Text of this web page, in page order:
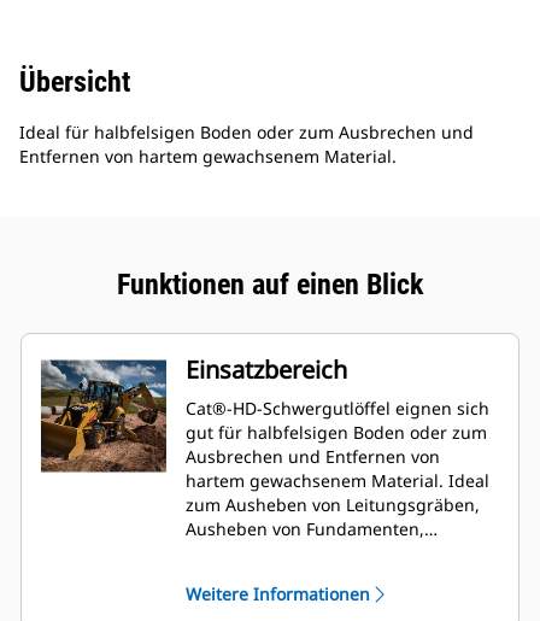
Übersicht
Ideal für halbfelsigen Boden oder zum Ausbrechen und
Entfernen von hartem gewachsenem Material.
Funktionen auf einen Blick
Einsatzbereich
Cat®-HD-Schwergutlöffel eignen sich
gut für halbfelsigen Boden oder zum
Ausbrechen und Entfernen von
hartem gewachsenem Material. Ideal
zum Ausheben von Leitungsgräben,
Ausheben von Fundamenten,
Landschaftsbau und in der
Weitere Informationen